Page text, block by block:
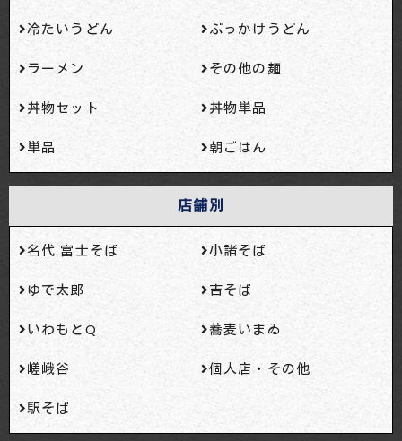
冷たいうどん ぶっかけうどん
ラーメン その他の麺
丼物セット 丼物単品
単品 朝ごはん
店舗別
名代 富士そば 小諸そば
ゆで太郎 吉そば
いわもとQ 蕎麦いまゐ
嵯峨谷 個人店・その他
駅そば